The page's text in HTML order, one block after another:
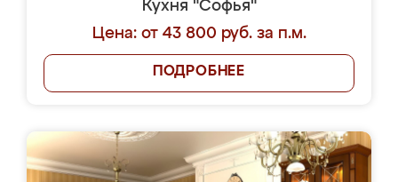
Кухня "Софья"
Цена: от 43 800 руб. за п.м.
ПОДРОБНЕЕ